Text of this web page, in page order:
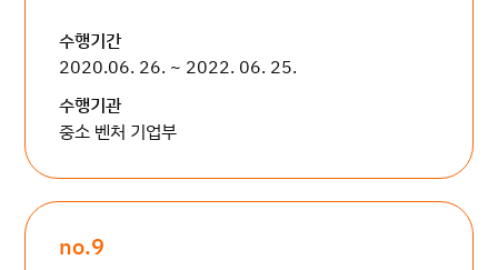
수행기간
2020.06. 26. ~ 2022. 06. 25.
수행기관
중소 벤처 기업부
no.9